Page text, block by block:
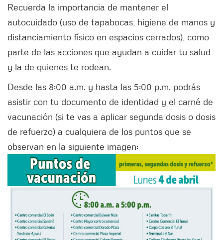
Recuerda la importancia de mantener el
autocuidado (uso de tapabocas, higiene de manos y
distanciamiento físico en espacios cerrados), como
parte de las acciones que ayudan a cuidar tu salud
y la de quienes te rodean.
Desde las 8:00 a.m. y hasta las 5:00 p.m. podrás
asistir con tu documento de identidad y el carné de
vacunación (si te vas a aplicar segunda dosis o dosis
de refuerzo) a cualquiera de los puntos que se
observan en la siguiente imagen: